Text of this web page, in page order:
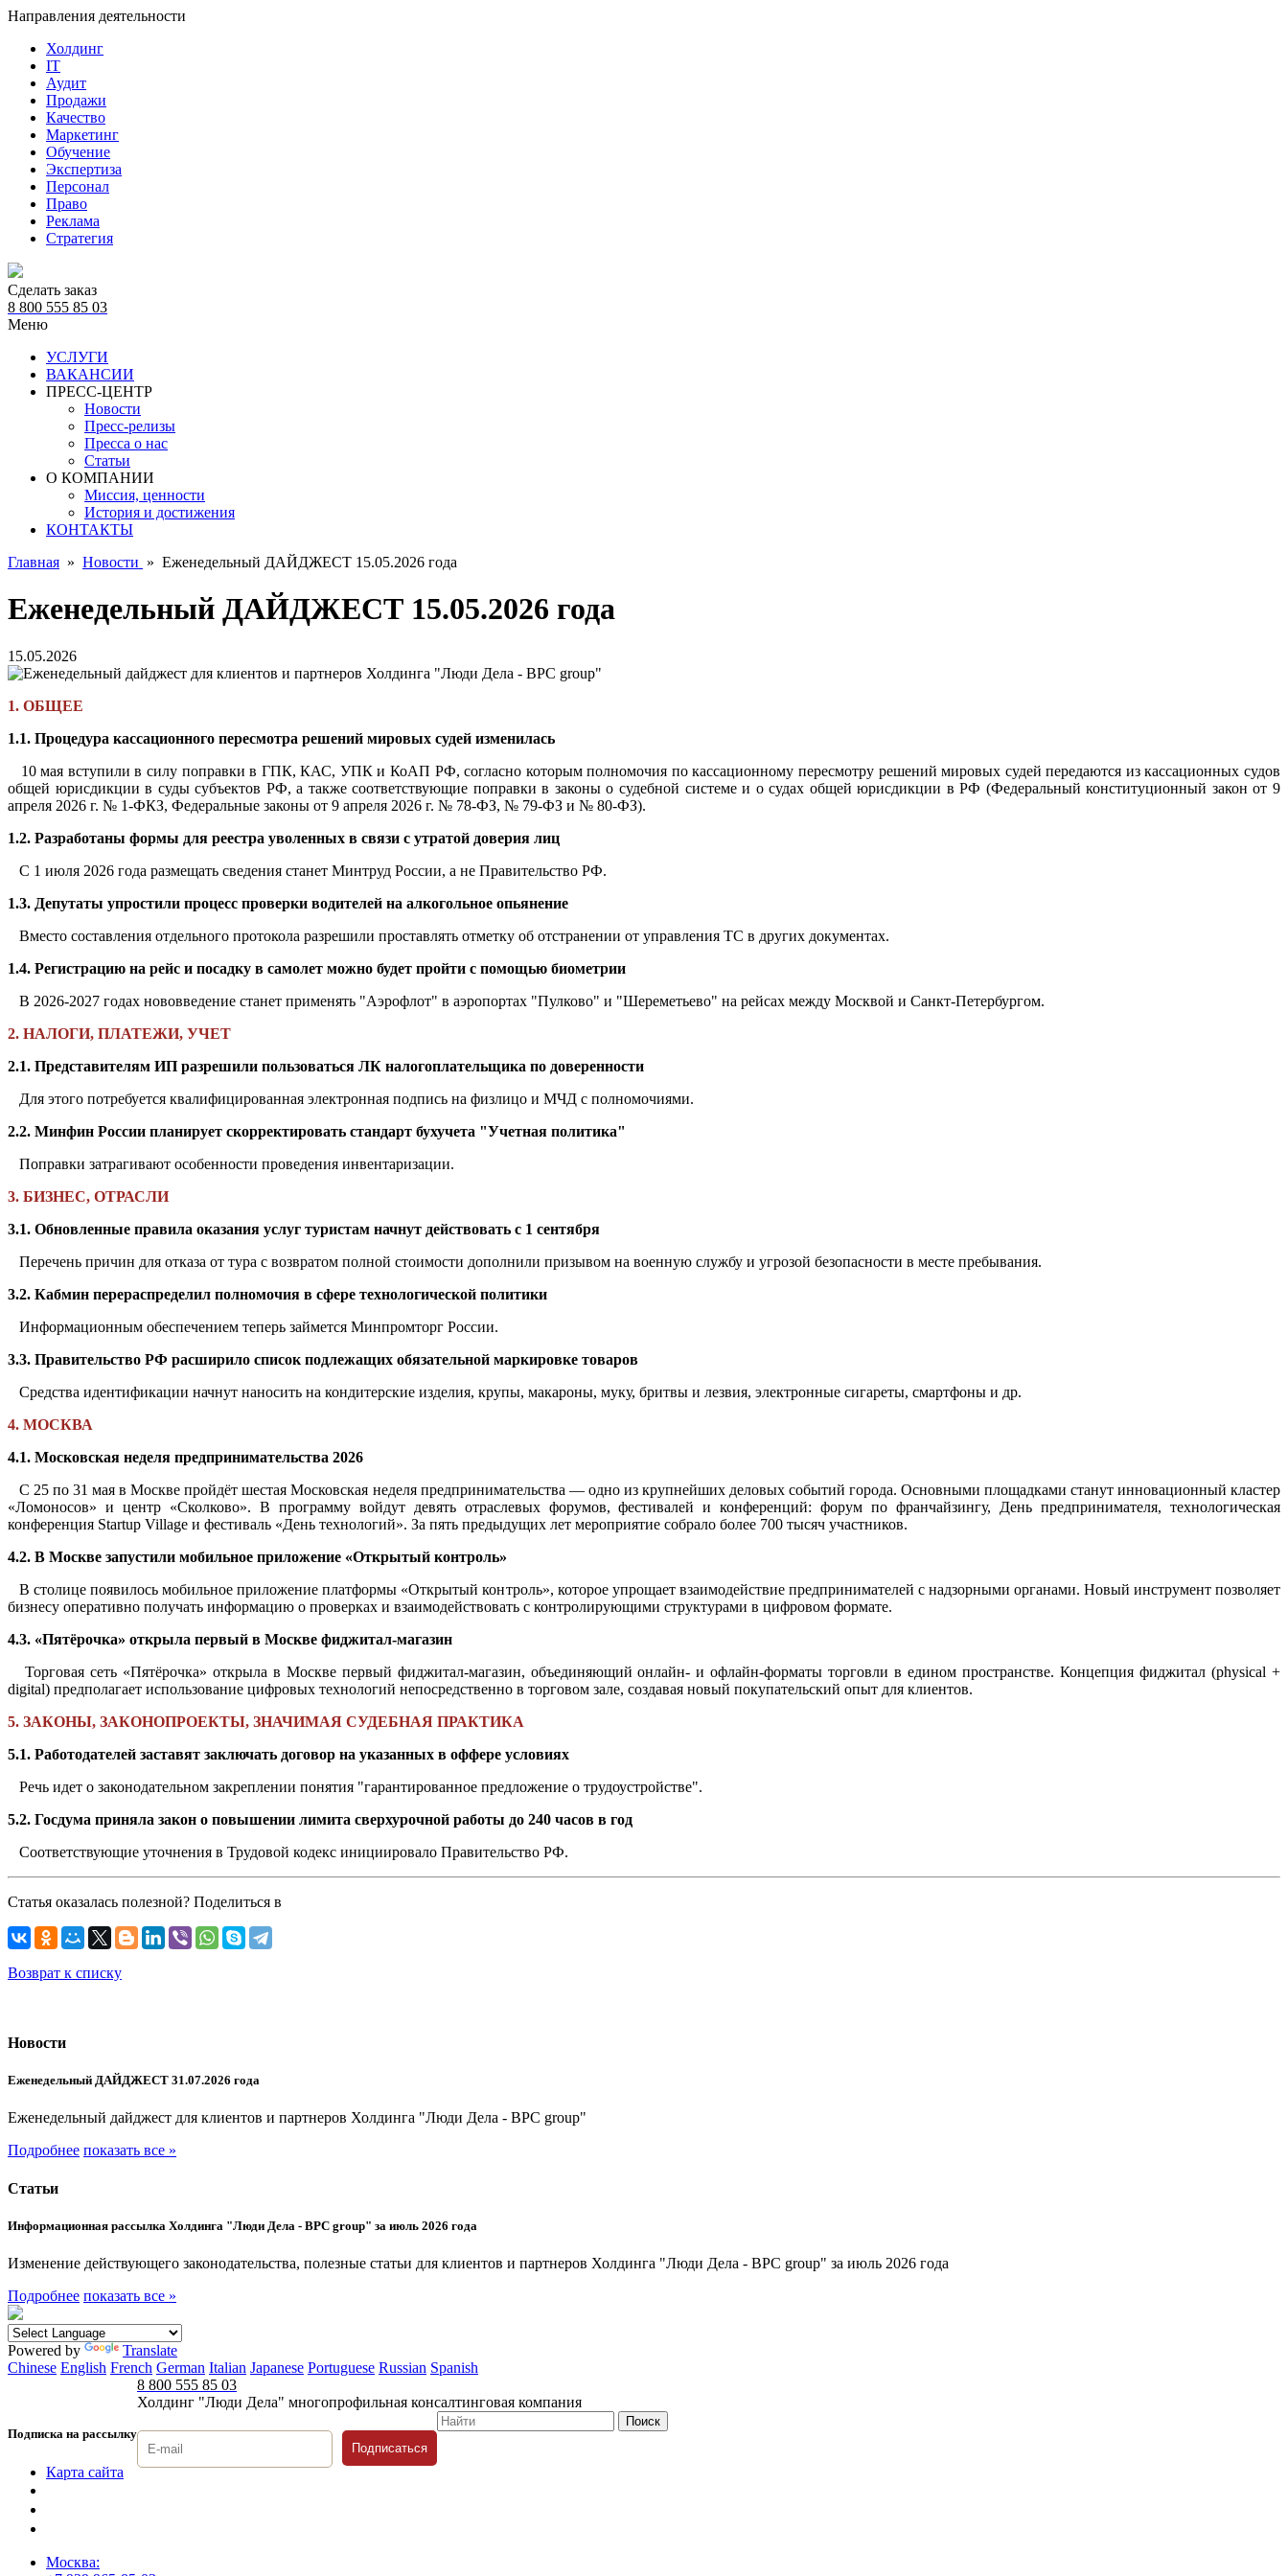
Направления деятельности
Холдинг
IT
Аудит
Продажи
Качество
Маркетинг
Обучение
Экспертиза
Персонал
Право
Реклама
Стратегия
Сделать заказ
8 800 555 85 03
Меню
УСЛУГИ
ВАКАНСИИ
ПРЕСС-ЦЕНТР
Новости
Пресс-релизы
Пресса о нас
Статьи
О КОМПАНИИ
Миссия, ценности
История и достижения
КОНТАКТЫ
Главная » Новости » Еженедельный ДАЙДЖЕСТ 15.05.2026 года
Еженедельный ДАЙДЖЕСТ 15.05.2026 года
15.05.2026
1. ОБЩЕЕ
1.1. Процедура кассационного пересмотра решений мировых судей изменилась
10 мая вступили в силу поправки в ГПК, КАС, УПК и КоАП РФ, согласно которым полномочия по кассационному пересмотру решений мировых судей передаются из кассационных судов
общей юрисдикции в суды субъектов РФ, а также соответствующие поправки в законы о судебной системе и о судах общей юрисдикции в РФ (Федеральный конституционный закон от 9
апреля 2026 г. № 1-ФКЗ, Федеральные законы от 9 апреля 2026 г. № 78-ФЗ, № 79-ФЗ и № 80-ФЗ).
1.2. Разработаны формы для реестра уволенных в связи с утратой доверия лиц
С 1 июля 2026 года размещать сведения станет Минтруд России, а не Правительство РФ.
1.3. Депутаты упростили процесс проверки водителей на алкогольное опьянение
Вместо составления отдельного протокола разрешили проставлять отметку об отстранении от управления ТС в других документах.
1.4. Регистрацию на рейс и посадку в самолет можно будет пройти с помощью биометрии
В 2026-2027 годах нововведение станет применять "Аэрофлот" в аэропортах "Пулково" и "Шереметьево" на рейсах между Москвой и Санкт-Петербургом.
2. НАЛОГИ, ПЛАТЕЖИ, УЧЕТ
2.1. Представителям ИП разрешили пользоваться ЛК налогоплательщика по доверенности
Для этого потребуется квалифицированная электронная подпись на физлицо и МЧД с полномочиями.
2.2. Минфин России планирует скорректировать стандарт бухучета "Учетная политика"
Поправки затрагивают особенности проведения инвентаризации.
3. БИЗНЕС, ОТРАСЛИ
3.1. Обновленные правила оказания услуг туристам начнут действовать с 1 сентября
Перечень причин для отказа от тура с возвратом полной стоимости дополнили призывом на военную службу и угрозой безопасности в месте пребывания.
3.2. Кабмин перераспределил полномочия в сфере технологической политики
Информационным обеспечением теперь займется Минпромторг России.
3.3. Правительство РФ расширило список подлежащих обязательной маркировке товаров
Средства идентификации начнут наносить на кондитерские изделия, крупы, макароны, муку, бритвы и лезвия, электронные сигареты, смартфоны и др.
4. МОСКВА
4.1. Московская неделя предпринимательства 2026
С 25 по 31 мая в Москве пройдёт шестая Московская неделя предпринимательства — одно из крупнейших деловых событий города. Основными площадками станут инновационный кластер
«Ломоносов» и центр «Сколково». В программу войдут девять отраслевых форумов, фестивалей и конференций: форум по франчайзингу, День предпринимателя, технологическая
конференция Startup Village и фестиваль «День технологий». За пять предыдущих лет мероприятие собрало более 700 тысяч участников.
4.2. В Москве запустили мобильное приложение «Открытый контроль»
В столице появилось мобильное приложение платформы «Открытый контроль», которое упрощает взаимодействие предпринимателей с надзорными органами. Новый инструмент позволяет
бизнесу оперативно получать информацию о проверках и взаимодействовать с контролирующими структурами в цифровом формате.
4.3. «Пятёрочка» открыла первый в Москве фиджитал-магазин
Торговая сеть «Пятёрочка» открыла в Москве первый фиджитал-магазин, объединяющий онлайн- и офлайн-форматы торговли в едином пространстве. Концепция фиджитал (physical +
digital) предполагает использование цифровых технологий непосредственно в торговом зале, создавая новый покупательский опыт для клиентов.
5. ЗАКОНЫ, ЗАКОНОПРОЕКТЫ, ЗНАЧИМАЯ СУДЕБНАЯ ПРАКТИКА
5.1. Работодателей заставят заключать договор на указанных в оффере условиях
Речь идет о законодательном закреплении понятия "гарантированное предложение о трудоустройстве".
5.2. Госдума приняла закон о повышении лимита сверхурочной работы до 240 часов в год
Соответствующие уточнения в Трудовой кодекс инициировало Правительство РФ.
Статья оказалась полезной? Поделиться в
Возврат к списку
Новости
Еженедельный ДАЙДЖЕСТ 31.07.2026 года
Еженедельный дайджест для клиентов и партнеров Холдинга "Люди Дела - BPC group"
Подробнее показать все »
Статьи
Информационная рассылка Холдинга "Люди Дела - BPC group" за июль 2026 года
Изменение действующего законодательства, полезные статьи для клиентов и партнеров Холдинга "Люди Дела - BPC group" за июль 2026 года
Подробнее показать все »
Powered by
Translate
Chinese English French German Italian Japanese Portuguese Russian Spanish
Подписка на рассылку
8 800 555 85 03
Холдинг "Люди Дела" многопрофильная консалтинговая компания
Подписаться
Карта сайта
Москва: